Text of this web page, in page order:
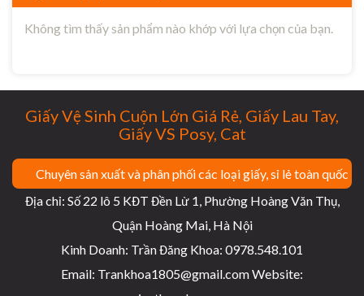
Không tìm thấy sản phẩm nào khớp với lựa chọn của bạn.
Giấy Vệ Sinh Cuộn Lớn Giá Rẻ, Giấy Lau Tay,
Giấy VS Posy, Cat
Chuyên sản xuất và phân phối các loại giấy, sỉ lẻ toàn quốc
Địa chỉ: Số 22 lô 5 KĐT Đền Lừ 1, Phường Hoàng Văn Thụ,
Quận Hoàng Mai, Hà Nội
Kinh Doanh: Trần Đăng Khoa: 0978.548.101
Email: Trankhoa1805@gmail.com Website: